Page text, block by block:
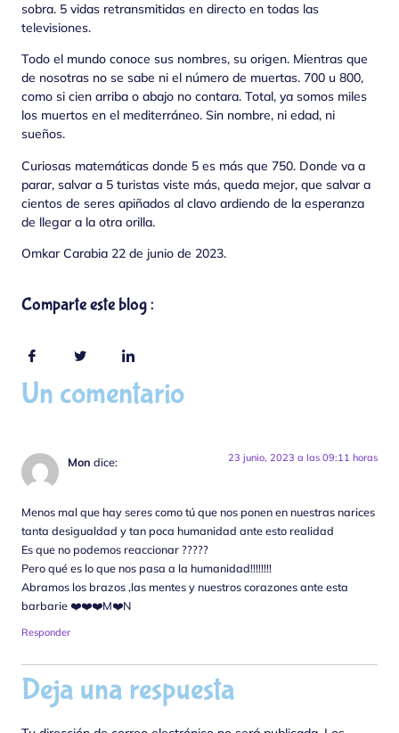
sobra. 5 vidas retransmitidas en directo en todas las
televisiones.
Todo el mundo conoce sus nombres, su origen. Mientras que
de nosotras no se sabe ni el número de muertas. 700 u 800,
como si cien arriba o abajo no contara. Total, ya somos miles
los muertos en el mediterráneo. Sin nombre, ni edad, ni
sueños.
Curiosas matemáticas donde 5 es más que 750. Donde va a
parar, salvar a 5 turistas viste más, queda mejor, que salvar a
cientos de seres apiñados al clavo ardiendo de la esperanza
de llegar a la otra orilla.
Omkar Carabia 22 de junio de 2023.
Comparte este blog :
Un comentario
Mon dice: 23 junio, 2023 a las 09:11 horas
Menos mal que hay seres como tú que nos ponen en nuestras narices
tanta desigualdad y tan poca humanidad ante esto realidad
Es que no podemos reaccionar ?????
Pero qué es lo que nos pasa a la humanidad!!!!!!!!
Abramos los brazos ,las mentes y nuestros corazones ante esta
barbarie ❤️❤️❤️M❤️N
Responder
Deja una respuesta